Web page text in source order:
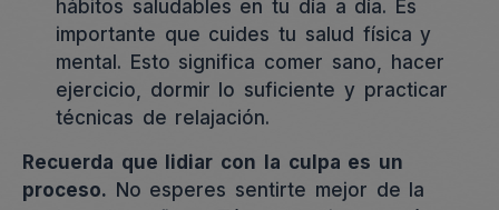
hábitos saludables en tu día a día. Es
importante que cuides tu salud física y
mental. Esto significa comer sano, hacer
ejercicio, dormir lo suficiente y practicar
técnicas de relajación.
Recuerda que lidiar con la culpa es un
proceso. No esperes sentirte mejor de la